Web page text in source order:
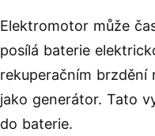
Elektromotor může
posílá baterie
rekuperačním
jako generátor. Tato
do baterie.